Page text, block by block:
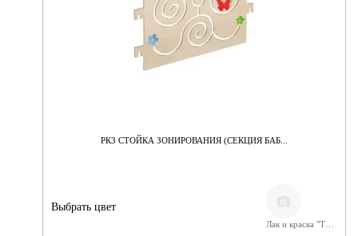
РК3 СТОЙКА ЗОНИРОВАНИЯ (СЕКЦИЯ БАБ...
Выбрать цвет
Лак и краска "Тиккурила"